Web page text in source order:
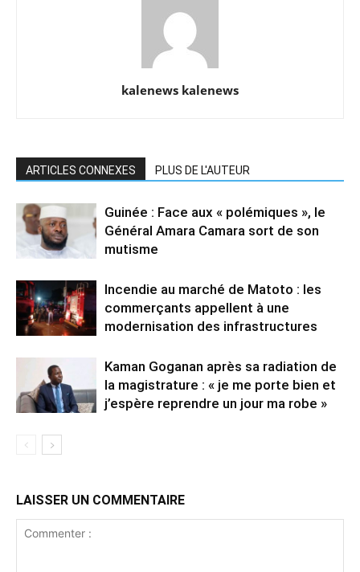
kalenews kalenews
ARTICLES CONNEXES PLUS DE L'AUTEUR
Guinée : Face aux « polémiques », le
Général Amara Camara sort de son
mutisme
Incendie au marché de Matoto : les
commerçants appellent à une
modernisation des infrastructures
Kaman Goganan après sa radiation de
la magistrature : « je me porte bien et
j’espère reprendre un jour ma robe »
LAISSER UN COMMENTAIRE